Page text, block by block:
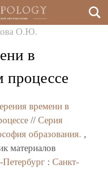
О.Ю.
в
процессе
времени в
// Серия
образования. ,
материалов
Петербург : Санкт-